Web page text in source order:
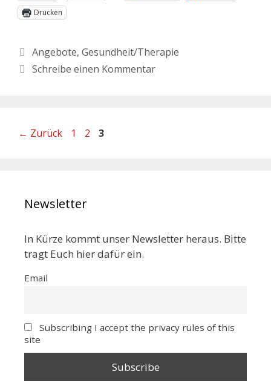
Drucken
Angebote, Gesundheit/Therapie
Schreibe einen Kommentar
← Zurück 1 2 3
Newsletter
In Kürze kommt unser Newsletter heraus. Bitte
tragt Euch hier dafür ein.
Email
Subscribing I accept the privacy rules of this
site